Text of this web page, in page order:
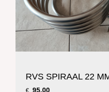
RVS SPIRAAL 22
€ 95.00